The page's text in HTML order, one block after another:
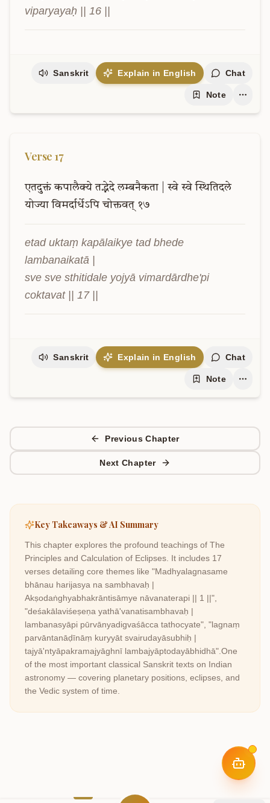
viparyayaḥ || 16 ||
Sanskrit Explain in English Chat
Note
Verse 17
एतदुक्तं कपालैक्ये तद्भेदे लम्बनैकता स्वे स्वे स्थितिदले
योज्या विमर्दार्धेऽपि चोक्तवत् १७
etad uktaṃ kapālaikye tad bhede
lambanaikatā |
sve sve sthitidale yojyā vimardārdhe'pi
coktavat || 17 ||
Sanskrit Explain in English Chat
Note
Previous Chapter
Next Chapter
Key Takeaways & AI Summary
This chapter explores the profound teachings of The
Principles and Calculation of Eclipses . It includes 17
verses detailing core themes like "Madhyalagnasame
bhānau harijasya na sambhavaḥ |
Akṣodaṅghyabhakrāntisāmye nāvanaterapi || 1 ||",
"deśakālaviśeṣeṇa yathā'vanatisambhavaḥ |
lambanasyāpi pūrvānyadigvaśācca tathocyate", "lagnaṃ
parvāntanāḍīnāṃ kuryyāt svairudayāsubhiḥ |
tajyā'ntyāpakramajyāghnī lambajyāptodayābhidhā" One
of the most important classical Sanskrit texts on Indian
astronomy — covering planetary positions, eclipses, and
the Vedic system of time.